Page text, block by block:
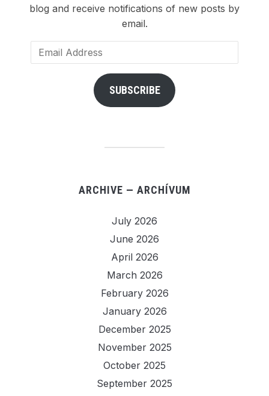
blog and receive notifications of new posts by
email.
Email
Address
SUBSCRIBE
ARCHIVE — ARCHÍVUM
July 2026
June 2026
April 2026
March 2026
February 2026
January 2026
December 2025
November 2025
October 2025
September 2025